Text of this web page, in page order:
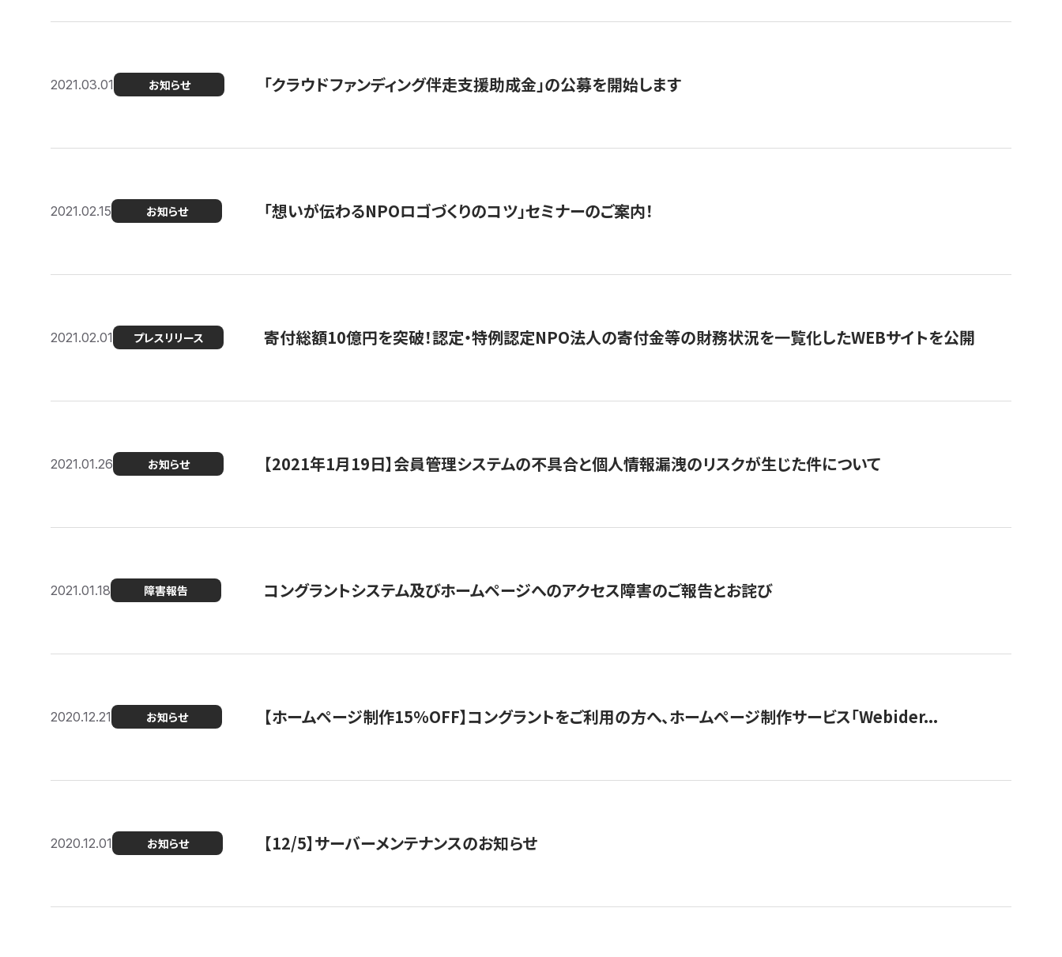
2021.03.01 お知らせ 「クラウドファンディング伴走支援助成金」の公募を開始します
2021.02.15 お知らせ 「想いが伝わるNPOロゴづくりのコツ」セミナーのご案内！
2021.02.01 プレスリリース 寄付総額10億円を突破！認定・特例認定NPO法人の寄付金等の財務状況を一覧化したWEBサイトを公開
2021.01.26 お知らせ 【2021年1月19日】会員管理システムの不具合と個人情報漏洩のリスクが生じた件について
2021.01.18 障害報告 コングラントシステム及びホームページへのアクセス障害のご報告とお詫び
2020.12.21 お知らせ 【ホームページ制作15％OFF】コングラントをご利用の方へ、ホームページ制作サービス「Webider...
2020.12.01 お知らせ 【12/5】サーバーメンテナンスのお知らせ